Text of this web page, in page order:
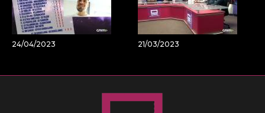
24/04/2023 21/03/2023